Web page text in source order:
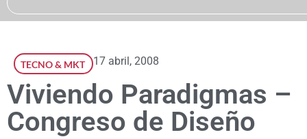
TECNO & MKT 17 abril, 2008
Viviendo Paradigmas –
Congreso de Diseño